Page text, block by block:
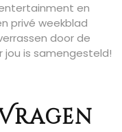
en
privé weekblad
door de
jou is samengesteld!